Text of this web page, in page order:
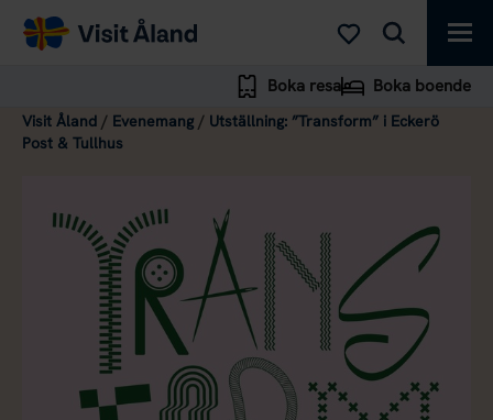
Visit
Åland
Boka resa Boka boende
Visit Åland / Evenemang / Utställning: ”Transform” i Eckerö
Post & Tullhus